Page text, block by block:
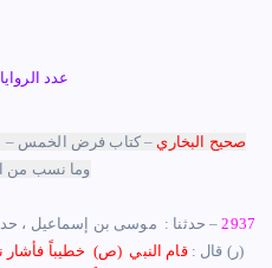
عدد
صحيح البخاري – كتاب فرض الخمس –
وما نسب من
2937– حدثنا : ‏ ‏موسى بن إسماعيل ،
‏(ر) ‏‏قال : ‏قام النبي ‏ (ص) ‏ ‏خطيباً فأشار